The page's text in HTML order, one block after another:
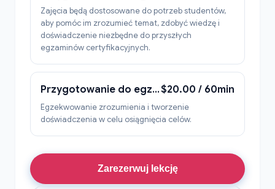
Zajęcia będą dostosowane do potrzeb studentów,
aby pomóc im zrozumieć temat, zdobyć wiedzę i
doświadczenie niezbędne do przyszłych
egzaminów certyfikacyjnych.
Przygotowanie do egzaminu$20.00 / 60min
Egzekwowanie zrozumienia i tworzenie
doświadczenia w celu osiągnięcia celów.
Zarezerwuj lekcję